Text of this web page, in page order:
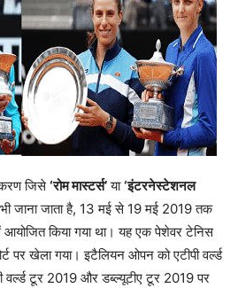
जिसे‘रोम मास्टर्स’या‘इंटरनेस्टेशनल
जाना जाता है, 13 मई से 19 मई 2019 तक
किया गया था। यह एक पेशेवर टेनिस
पर खेला गया। इटैलियन ओपन को एटीपी वर्ल्ड
वर्ल्ड टूर 2019 और डब्ल्यूटीए टूर 2019 पर